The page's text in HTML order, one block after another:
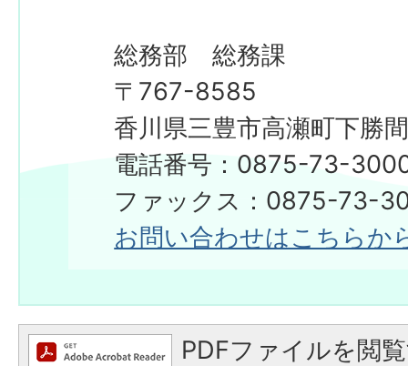
総務部 総務課
〒767-8585
香川県三豊市高瀬町下勝
電話番号：0875-73-
ファックス：0875-73-
お問い合わせはこちらか
PDFファイルを閲